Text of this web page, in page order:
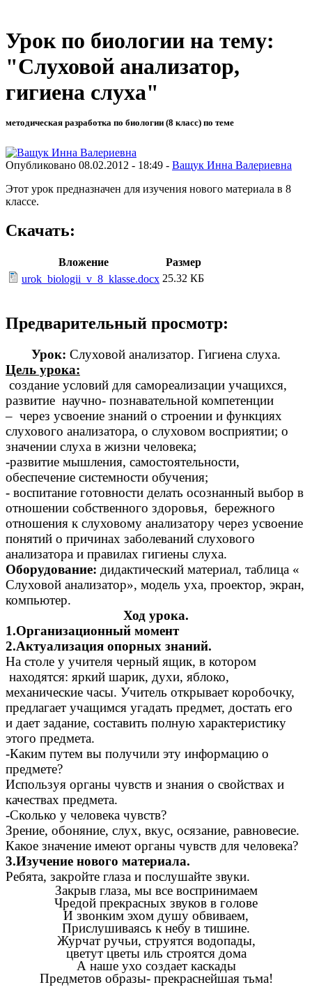
Урок по биологии на тему:
"Слуховой анализатор,
гигиена слуха"
методическая разработка по биологии (8 класс) по теме
Опубликовано 08.02.2012 - 18:49 - Ващук Инна Валериевна
Этот урок предназначен для изучения нового материала в 8
классе.
Скачать:
Вложение
Размер
urok_biologii_v_8_klasse.docx 25.32 КБ
Предварительный просмотр:
Урок: Слуховой анализатор. Гигиена слуха.
Цель урока:
создание условий для самореализации учащихся,
развитие научно- познавательной компетенции
– через усвоение знаний о строении и функциях
слухового анализатора, о слуховом восприятии; о
значении слуха в жизни человека;
-развитие мышления, самостоятельности,
обеспечение системности обучения;
- воспитание готовности делать осознанный выбор в
отношении собственного здоровья, бережного
отношения к слуховому анализатору через усвоение
понятий о причинах заболеваний слухового
анализатора и правилах гигиены слуха.
Оборудование: дидактический материал, таблица «
Слуховой анализатор», модель уха, проектор, экран,
компьютер.
Ход урока.
1.Организационный момент
2.Актуализация опорных знаний.
На столе у учителя черный ящик, в котором
находятся: яркий шарик, духи, яблоко,
механические часы. Учитель открывает коробочку,
предлагает учащимся угадать предмет, достать его
и дает задание, составить полную характеристику
этого предмета.
-Каким путем вы получили эту информацию о
предмете?
Используя органы чувств и знания о свойствах и
качествах предмета.
-Сколько у человека чувств?
Зрение, обоняние, слух, вкус, осязание, равновесие.
Какое значение имеют органы чувств для человека?
3.Изучение нового материала.
Ребята, закройте глаза и послушайте звуки.
Закрыв глаза, мы все воспринимаем
Чредой прекрасных звуков в голове
И звонким эхом душу обвиваем,
Прислушиваясь к небу в тишине.
Журчат ручьи, струятся водопады,
цветут цветы иль строятся дома
А наше ухо создает каскады
Предметов образы- прекраснейшая тьма!